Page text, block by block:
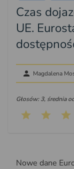
Czas
UE.
Magdalena
Głosów: 3, średnia
Nowe dane